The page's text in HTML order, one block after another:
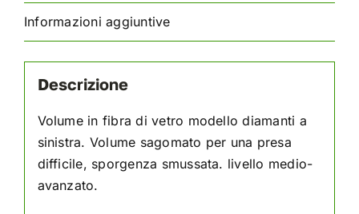
Informazioni aggiuntive
Descrizione
Volume in fibra di vetro modello diamanti a
sinistra. Volume sagomato per una presa
difficile, sporgenza smussata. livello medio-
avanzato.